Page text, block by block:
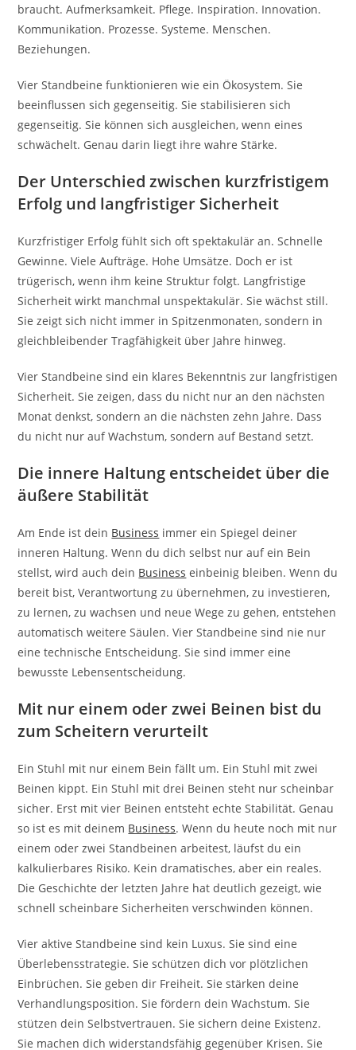
braucht. Aufmerksamkeit. Pflege. Inspiration. Innovation.
Kommunikation. Prozesse. Systeme. Menschen.
Beziehungen.
Vier Standbeine funktionieren wie ein Ökosystem. Sie
beeinflussen sich gegenseitig. Sie stabilisieren sich
gegenseitig. Sie können sich ausgleichen, wenn eines
schwächelt. Genau darin liegt ihre wahre Stärke.
Der Unterschied zwischen kurzfristigem
Erfolg und langfristiger Sicherheit
Kurzfristiger Erfolg fühlt sich oft spektakulär an. Schnelle
Gewinne. Viele Aufträge. Hohe Umsätze. Doch er ist
trügerisch, wenn ihm keine Struktur folgt. Langfristige
Sicherheit wirkt manchmal unspektakulär. Sie wächst still.
Sie zeigt sich nicht immer in Spitzenmonaten, sondern in
gleichbleibender Tragfähigkeit über Jahre hinweg.
Vier Standbeine sind ein klares Bekenntnis zur langfristigen
Sicherheit. Sie zeigen, dass du nicht nur an den nächsten
Monat denkst, sondern an die nächsten zehn Jahre. Dass
du nicht nur auf Wachstum, sondern auf Bestand setzt.
Die innere Haltung entscheidet über die
äußere Stabilität
Am Ende ist dein Business immer ein Spiegel deiner
inneren Haltung. Wenn du dich selbst nur auf ein Bein
stellst, wird auch dein Business einbeinig bleiben. Wenn du
bereit bist, Verantwortung zu übernehmen, zu investieren,
zu lernen, zu wachsen und neue Wege zu gehen, entstehen
automatisch weitere Säulen. Vier Standbeine sind nie nur
eine technische Entscheidung. Sie sind immer eine
bewusste Lebensentscheidung.
Mit nur einem oder zwei Beinen bist du
zum Scheitern verurteilt
Ein Stuhl mit nur einem Bein fällt um. Ein Stuhl mit zwei
Beinen kippt. Ein Stuhl mit drei Beinen steht nur scheinbar
sicher. Erst mit vier Beinen entsteht echte Stabilität. Genau
so ist es mit deinem Business. Wenn du heute noch mit nur
einem oder zwei Standbeinen arbeitest, läufst du ein
kalkulierbares Risiko. Kein dramatisches, aber ein reales.
Die Geschichte der letzten Jahre hat deutlich gezeigt, wie
schnell scheinbare Sicherheiten verschwinden können.
Vier aktive Standbeine sind kein Luxus. Sie sind eine
Überlebensstrategie. Sie schützen dich vor plötzlichen
Einbrüchen. Sie geben dir Freiheit. Sie stärken deine
Verhandlungsposition. Sie fördern dein Wachstum. Sie
stützen dein Selbstvertrauen. Sie sichern deine Existenz.
Sie machen dich widerstandsfähig gegenüber Krisen. Sie